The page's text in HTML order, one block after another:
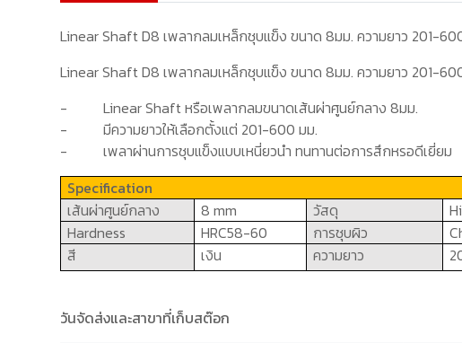
Linear Shaft D8 เพลากลมเหล็กชุบแข็ง ขนาด 8มม. ความยาว 201-
Linear Shaft D8 เพลากลมเหล็กชุบแข็ง ขนาด 8มม. ความยาว 201-
-
Linear Shaftหรือเพลากลมขนาดเส้นผ่าศูนย์กลาง8มม.
-
มีความยาวให้เลือกตั้งแต่ 201-600 มม.
-
เพลาผ่านการชุบแข็งแบบเหนี่ยวนำ ทนทานต่อการสึกหรอดีเยี่ยม
Specification
เส้นผ่าศูนย์กลาง
8 mm วัสดุ
Hardness
HRC58-60 การชุบผิว
สี
เงิน ความยาว
วันจัดส่งและสาขาที่เก็บสต๊อก